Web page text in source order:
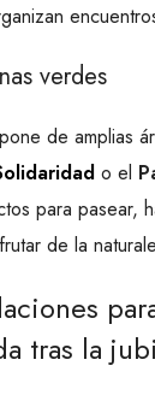
verdes
de amplias
o el
para pasear,
de la
tras la